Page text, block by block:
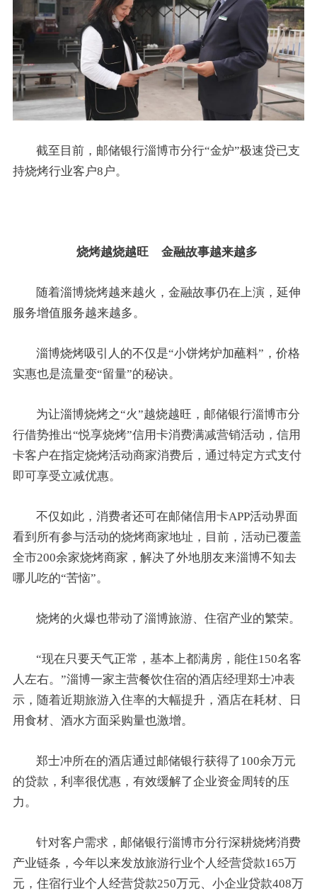
截至目前，邮储银行淄博市分行“金炉”极速贷已支
持烧烤行业客户8户。
烧烤越烧越旺 金融故事越来越多
随着淄博烧烤越来越火，金融故事仍在上演，延伸
服务增值服务越来越多。
淄博烧烤吸引人的不仅是“小饼烤炉加蘸料”，价格
实惠也是流量变“留量”的秘诀。
为让淄博烧烤之“火”越烧越旺，邮储银行淄博市分
行借势推出“悦享烧烤”信用卡消费满减营销活动，信用
卡客户在指定烧烤活动商家消费后，通过特定方式支付
即可享受立减优惠。
不仅如此，消费者还可在邮储信用卡APP活动界面
看到所有参与活动的烧烤商家地址，目前，活动已覆盖
全市200余家烧烤商家，解决了外地朋友来淄博不知去
哪儿吃的“苦恼”。
烧烤的火爆也带动了淄博旅游、住宿产业的繁荣。
“现在只要天气正常，基本上都满房，能住150名客
人左右。”淄博一家主营餐饮住宿的酒店经理郑士冲表
示，随着近期旅游入住率的大幅提升，酒店在耗材、日
用食材、酒水方面采购量也激增。
郑士冲所在的酒店通过邮储银行获得了100余万元
的贷款，利率很优惠，有效缓解了企业资金周转的压
力。
针对客户需求，邮储银行淄博市分行深耕烧烤消费
产业链条，今年以来发放旅游行业个人经营贷款165万
元，住宿行业个人经营贷款250万元、小企业贷款408万